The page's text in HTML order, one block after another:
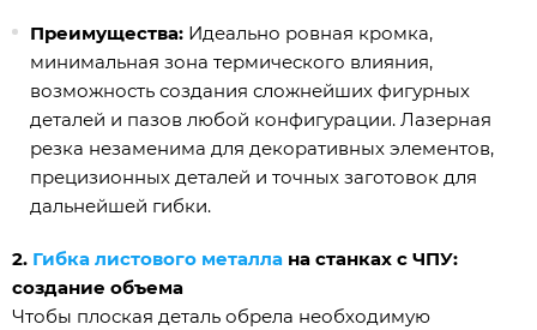
Преимущества: Идеально ровная кромка,
минимальная зона термического влияния,
возможность создания сложнейших фигурных
деталей и пазов любой конфигурации. Лазерная
резка незаменима для декоративных элементов,
прецизионных деталей и точных заготовок для
дальнейшей гибки.
2. Гибка листового металла на станках с ЧПУ:
создание объема
Чтобы плоская деталь обрела необходимую